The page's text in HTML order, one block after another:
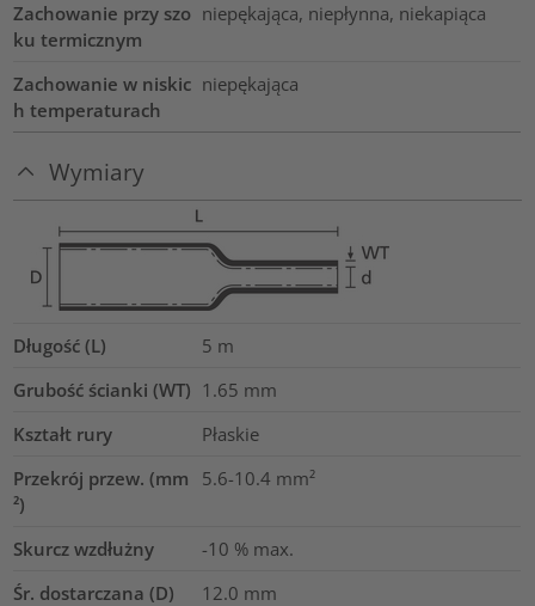
Zachowanie przy szo
ku termicznym
niepękająca, niepłynna, niekapiąca
Zachowanie w niskic
h temperaturach
niepękająca
Wymiary
Długość (L) 5 m
Grubość ścianki (WT) 1.65 mm
Kształt rury
Płaskie
Przekrój przew. (mm
²)
5.6-10.4 mm²
Skurcz wzdłużny
-10 % max.
Śr. dostarczana (D)
12.0 mm